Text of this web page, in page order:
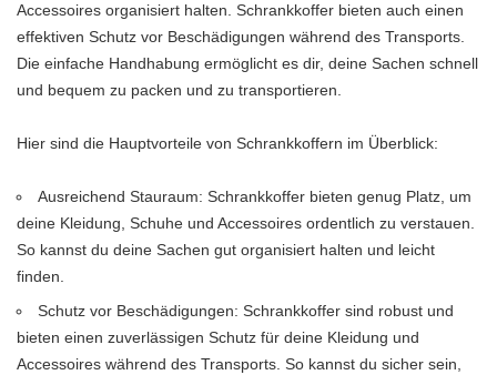
Accessoires organisiert halten. Schrankkoffer bieten auch einen
effektiven Schutz vor Beschädigungen während des Transports.
Die einfache Handhabung ermöglicht es dir, deine Sachen schnell
und bequem zu packen und zu transportieren.
Hier sind die Hauptvorteile von Schrankkoffern im Überblick:
Ausreichend Stauraum: Schrankkoffer bieten genug Platz, um
deine Kleidung, Schuhe und Accessoires ordentlich zu verstauen.
So kannst du deine Sachen gut organisiert halten und leicht
finden.
Schutz vor Beschädigungen: Schrankkoffer sind robust und
bieten einen zuverlässigen Schutz für deine Kleidung und
Accessoires während des Transports. So kannst du sicher sein,